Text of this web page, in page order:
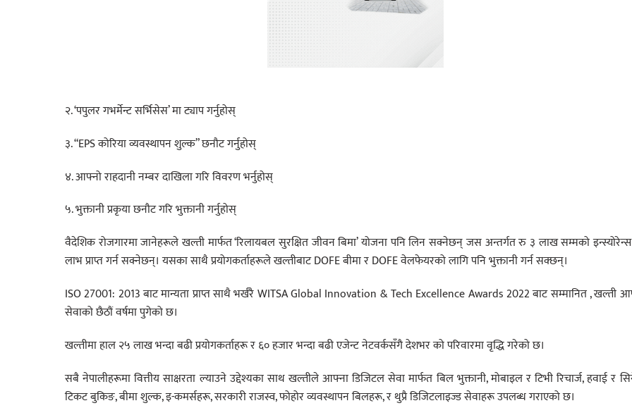
२. ‘पपुलर गभर्मेन्ट सर्भिसेस’ मा ट्याप गर्नुहोस्
३. “EPS कोरिया व्यवस्थापन शुल्क” छनौट गर्नुहोस्
४. आफ्नो राहदानी नम्बर दाखिला गरि विवरण भर्नुहोस्
५. भुक्तानी प्रकृया छनौट गरि भुक्तानी गर्नुहोस्
वैदेशिक रोजगारमा जानेहरूले खल्ती मार्फत ‘रिलायबल सुरक्षित जीवन बिमा’ योजना पनि लिन सक्नेछन् जस अन्तर्गत रु ३ लाख सम्मको
लाभ प्राप्त गर्न सक्नेछन्। यसका साथै प्रयोगकर्ताहरूले खल्तीबाट DOFE बीमा र DOFE वेलफेयरको लागि पनि भुक्तानी गर्न सक्छन्।
ISO 27001: 2013 बाट मान्यता प्राप्त साथै भर्खरै WITSA Global Innovation & Tech Excellence Awards 2022 बाट सम्मानित , खल्ती
सेवाको छैठौं वर्षमा पुगेको छ।
खल्तीमा हाल २५ लाख भन्दा बढी प्रयोगकर्ताहरू र ६० हजार भन्दा बढी एजेन्ट नेटवर्कसँगै देशभर को परिवारमा वृद्धि गरेको छ।
सबै नेपालीहरूमा वित्तीय साक्षरता ल्याउने उद्देश्यका साथ खल्तीले आफ्ना डिजिटल सेवा मार्फत बिल भुक्तानी, मोबाइल र टिभी रिचार्ज, हवाई र
टिकट बुकिङ, बीमा शुल्क, इ-कमर्सहरू, सरकारी राजस्व, फोहोर व्यवस्थापन बिलहरू, र थुप्रै डिजिटलाइज्ड सेवाहरू उपलब्ध गराएको छ।